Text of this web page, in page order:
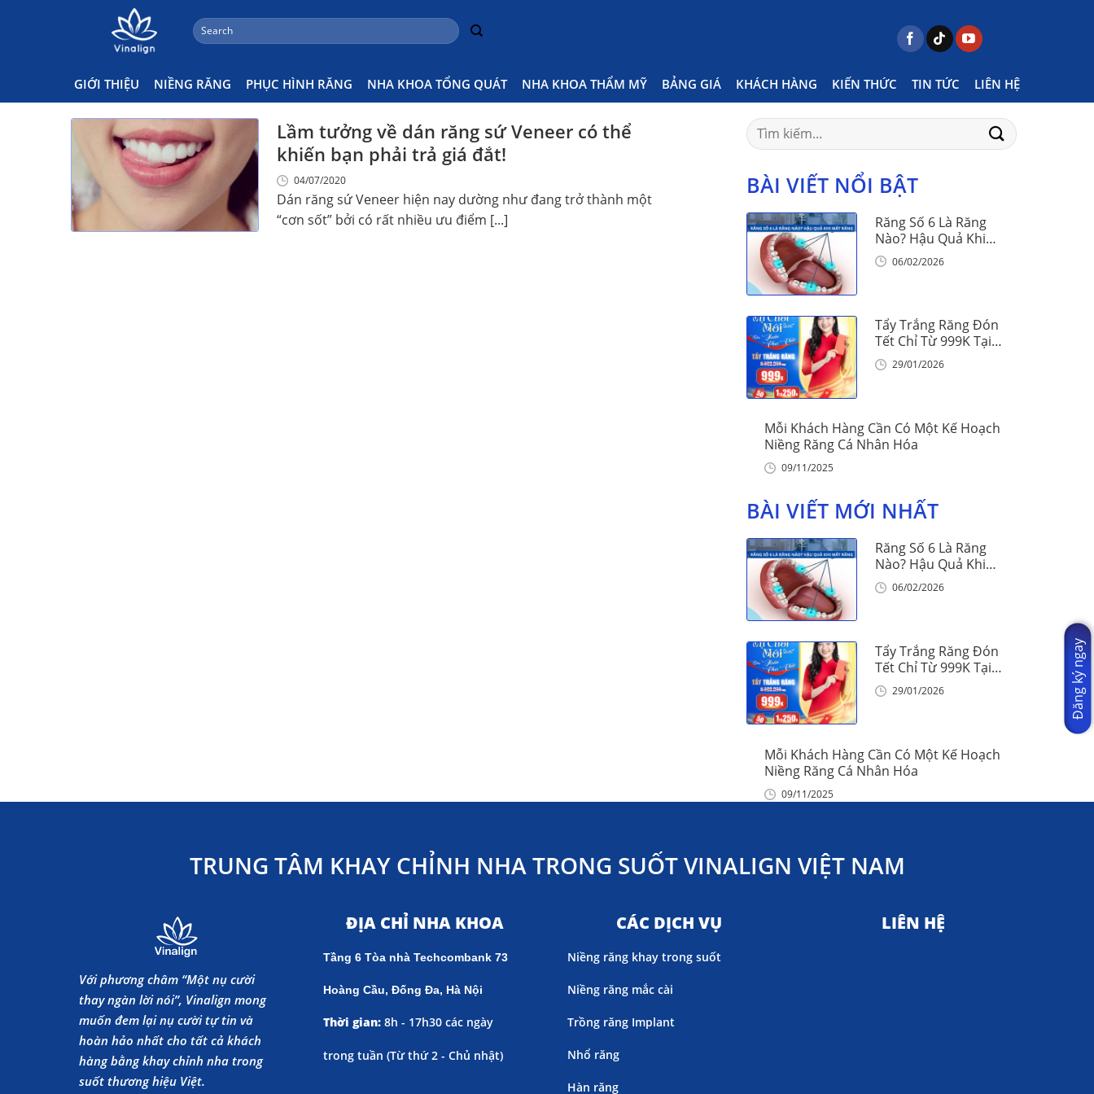
Search
for:
GIỚI THIỆU NIỀNG RĂNG PHỤC HÌNH RĂNG NHA KHOA TỔNG QUÁT NHA KHOA THẨM MỸ BẢNG GIÁ KHÁCH HÀNG KIẾN THỨC TIN TỨC LIÊN HỆ
Dán Veneer Có Dễ Bong Không Posts tagged "dán veneer có dễ bong không"
Lầm tưởng về dán răng sứ Veneer có thể
khiến bạn phải trả giá đắt!
04/07/2020
Dán răng sứ Veneer hiện nay dường như đang trở thành một
“cơn sốt” bởi có rất nhiều ưu điểm [...]
Search
for:
BÀI VIẾT NỔI BẬT
Răng Số 6 Là Răng
Nào? Hậu Quả Khi
Mất Răng Số 6
06/02/2026
Tẩy Trắng Răng Đón
Tết Chỉ Từ 999K Tại
Nha Khoa Vinalign
29/01/2026
Mỗi Khách Hàng Cần Có Một Kế Hoạch
Niềng Răng Cá Nhân Hóa
09/11/2025
BÀI VIẾT MỚI NHẤT
Răng Số 6 Là Răng
Nào? Hậu Quả Khi
Mất Răng Số 6
06/02/2026
Tẩy Trắng Răng Đón
Tết Chỉ Từ 999K Tại
Nha Khoa Vinalign
29/01/2026
Mỗi Khách Hàng Cần Có Một Kế Hoạch
Niềng Răng Cá Nhân Hóa
09/11/2025
TRUNG TÂM KHAY CHỈNH NHA TRONG SUỐT VINALIGN VIỆT NAM
Với phương châm “Một nụ cười
thay ngàn lời nói”, Vinalign mong
muốn đem lại nụ cười tự tin và
hoàn hảo nhất cho tất cả khách
hàng bằng khay chỉnh nha trong
suốt thương hiệu Việt.
ĐỊA CHỈ NHA KHOA
Tầng 6 Tòa nhà Techcombank 73
Hoàng Cầu, Đống Đa, Hà Nội
Thời gian: 8h - 17h30 các ngày
trong tuần (Từ thứ 2 - Chủ nhật)
CÁC DỊCH VỤ
Niềng răng khay trong suốt
Niềng răng mắc cài
Trồng răng Implant
Nhổ răng
Hàn răng
LIÊN HỆ
Đăng ký ngay